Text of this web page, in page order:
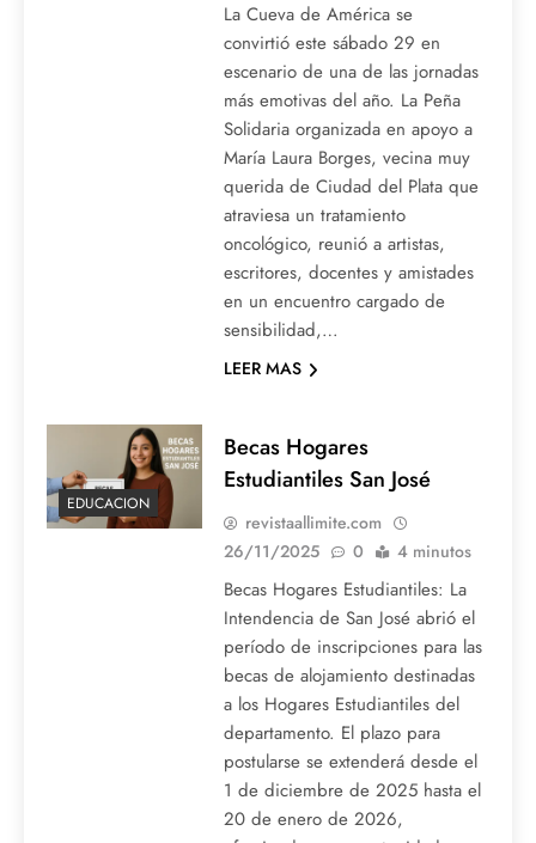
La Cueva de América se
convirtió este sábado 29 en
escenario de una de las jornadas
más emotivas del año. La Peña
Solidaria organizada en apoyo a
María Laura Borges, vecina muy
querida de Ciudad del Plata que
atraviesa un tratamiento
oncológico, reunió a artistas,
escritores, docentes y amistades
en un encuentro cargado de
sensibilidad,…
LEER MAS
EDUCACION
Becas Hogares
Estudiantiles San José
revistaallimite.com
26/11/2025
0 4 minutos
Becas Hogares Estudiantiles: La
Intendencia de San José abrió el
período de inscripciones para las
becas de alojamiento destinadas
a los Hogares Estudiantiles del
departamento. El plazo para
postularse se extenderá desde el
1 de diciembre de 2025 hasta el
20 de enero de 2026,